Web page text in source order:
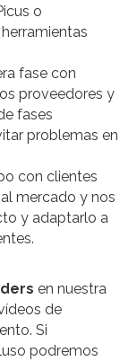
o
fase con
proveedores y
fases
problemas en
con clientes
mercado y nos
y adaptarlo a
en nuestra
de
Si
podremos